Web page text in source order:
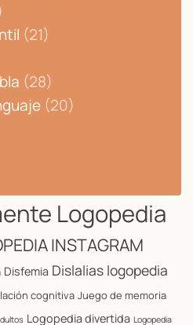
(21)
(28)
(20)
Logopedia
INSTAGRAM
Disfemia Dislalias logopedia
cognitiva Juego de memoria
Logopedia divertida Logopedia